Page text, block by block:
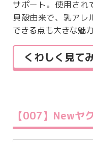
サポート。使用され
貝殻由来で、乳アレ
できる点も大きな魅力
くわしく見て
【007】Newヤ